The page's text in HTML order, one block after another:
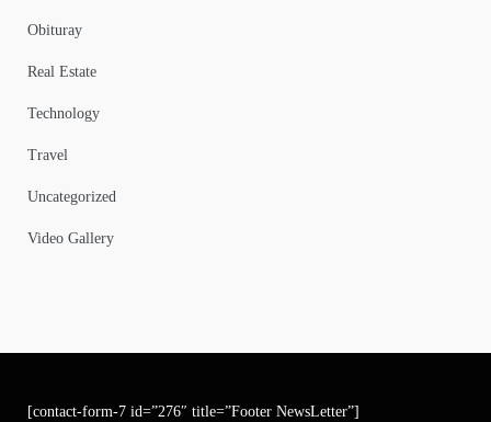
Obituray
Real Estate
Technology
Travel
Uncategorized
Video Gallery
[contact-form-7 id=”276″ title=”Footer NewsLetter”]